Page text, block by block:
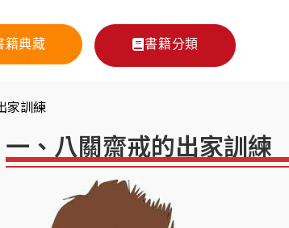
籍典藏 書籍分類
家訓練
一、八關齋戒的出家訓練